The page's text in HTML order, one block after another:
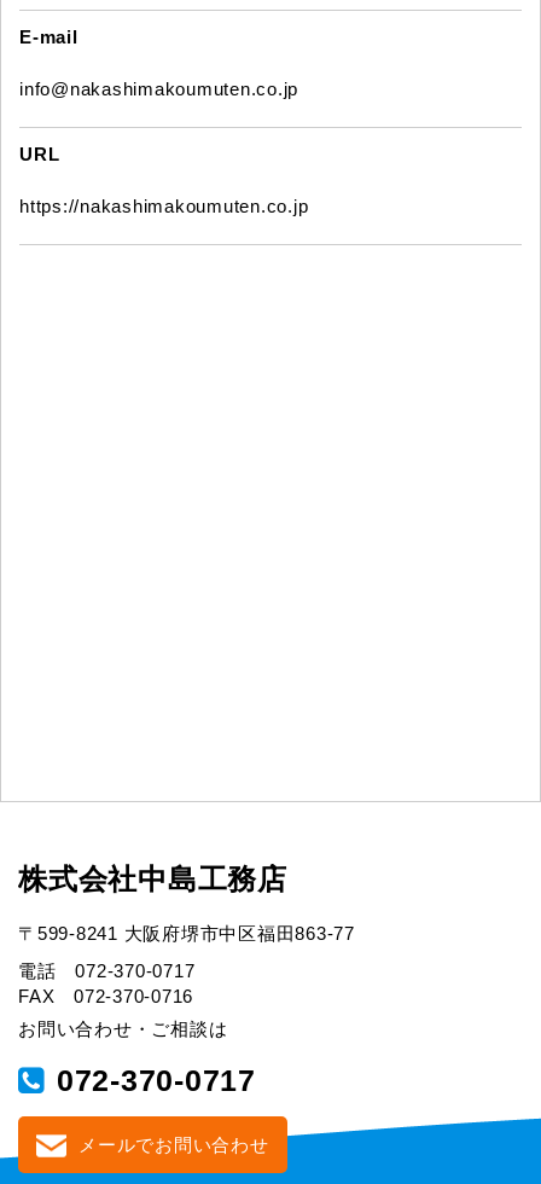
E-mail
info@nakashimakoumuten.co.jp
URL
https://nakashimakoumuten.co.jp
株式会社中島工務店
〒599-8241 大阪府堺市中区福田863-77
電話 072-370-0717
FAX 072-370-0716
お問い合わせ・ご相談は
072-370-0717
メールでお問い合わせ